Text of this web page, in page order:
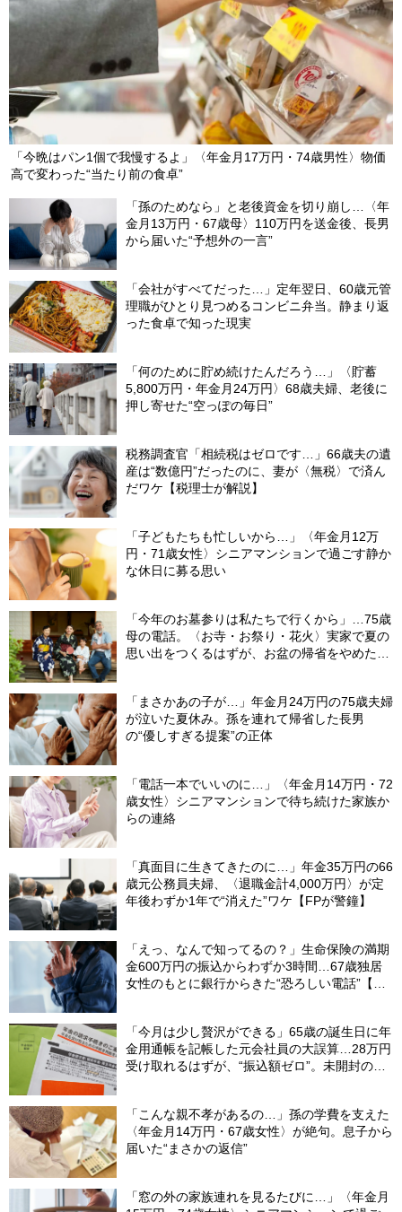
「今晩はパン1個で我慢するよ」〈年金月17万円・74歳男性〉物価
高で変わった“当たり前の食卓”
「孫のためなら」と老後資金を切り崩し…〈年
金月13万円・67歳母〉110万円を送金後、長男
から届いた“予想外の一言”
「会社がすべてだった…」定年翌日、60歳元管
理職がひとり見つめるコンビニ弁当。静まり返
った食卓で知った現実
「何のために貯め続けたんだろう…」〈貯蓄
5,800万円・年金月24万円〉68歳夫婦、老後に
押し寄せた“空っぽの毎日”
税務調査官「相続税はゼロです…」66歳夫の遺
産は“数億円”だったのに、妻が〈無税〉で済ん
だワケ【税理士が解説】
「子どもたちも忙しいから…」〈年金月12万
円・71歳女性〉シニアマンションで過ごす静か
な休日に募る思い
「今年のお墓参りは私たちで行くから」…75歳
母の電話。〈お寺・お祭り・花火〉実家で夏の
思い出をつくるはずが、お盆の帰省をやめた理
「まさかあの子が…」年金月24万円の75歳夫婦
が泣いた夏休み。孫を連れて帰省した長男
の“優しすぎる提案”の正体
「電話一本でいいのに…」〈年金月14万円・72
歳女性〉シニアマンションで待ち続けた家族か
らの連絡
「真面目に生きてきたのに…」年金35万円の66
歳元公務員夫婦、〈退職金計4,000万円〉が定
年後わずか1年で“消えた”ワケ【FPが警鐘】
「えっ、なんで知ってるの？」生命保険の満期
金600万円の振込からわずか3時間…67歳独居
女性のもとに銀行からきた“恐ろしい電話”【FP
「今月は少し贅沢ができる」65歳の誕生日に年
金用通帳を記帳した元会社員の大誤算…28万円
受け取れるはずが、“振込額ゼロ”。未開封の郵
「こんな親不孝があるの…」孫の学費を支えた
〈年金月14万円・67歳女性〉が絶句。息子から
届いた“まさかの返信”
「窓の外の家族連れを見るたびに…」〈年金月